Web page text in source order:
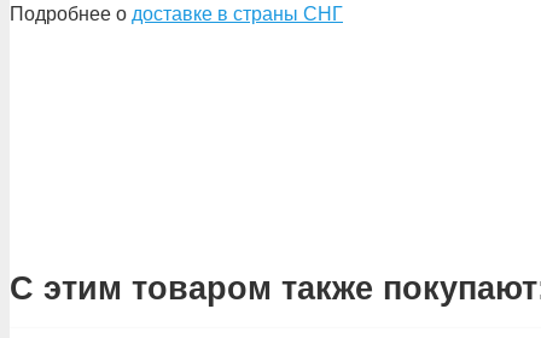
Подробнее о доставке в страны СНГ
С этим товаром также